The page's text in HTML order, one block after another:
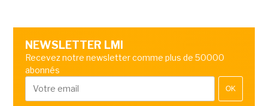
NEWSLETTER LMI
Recevez notre newsletter comme plus de 50000
abonnés
OK